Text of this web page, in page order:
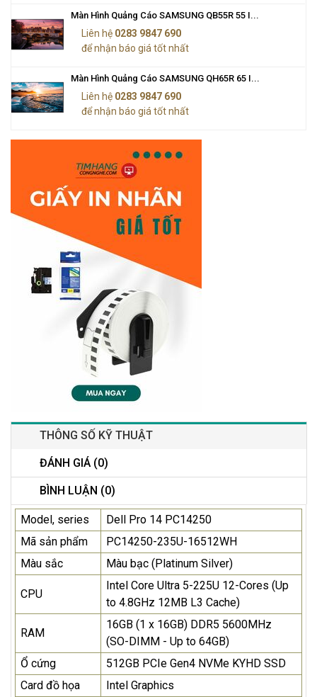
Màn Hình Quảng Cáo SAMSUNG QB55R 55 I...
Liên hệ 0283 9847 690
để nhận báo giá tốt nhất
Màn Hình Quảng Cáo SAMSUNG QH65R 65 I...
Liên hệ 0283 9847 690
để nhận báo giá tốt nhất
THÔNG SỐ KỸ THUẬT
ĐÁNH GIÁ (0)
BÌNH LUẬN (0)
Model, series
Dell Pro 14 PC14250
Mã sản phẩm
PC14250-235U-16512WH
Màu sắc
Màu bạc (Platinum Silver)
CPU
Intel Core Ultra 5-225U 12-Cores (Up
to 4.8GHz 12MB L3 Cache)
RAM
16GB (1 x 16GB) DDR5 5600MHz
(SO-DIMM - Up to 64GB)
Ổ cứng
512GB PCIe Gen4 NVMe KYHD SSD
Card đồ họa
Intel Graphics